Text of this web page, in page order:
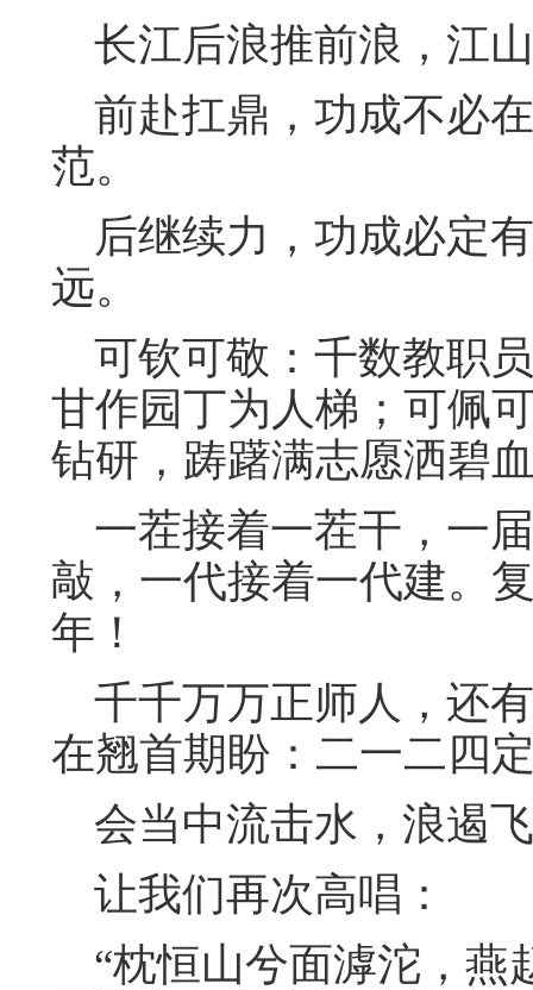
长江后浪推前浪，江
前赴扛鼎，功成不必
范。
后继续力，功成必定
远。
可钦可敬：千数教职
甘作园丁为人梯；可佩
钻研，踌躇满志愿洒碧
一茬接着一茬干，一
敲，一代接着一代建。
年！
千千万万正师人，还
在翘首期盼：二一二四
会当中流击水，浪遏
让我们再次高唱：
“枕恒山兮面滹沱，燕